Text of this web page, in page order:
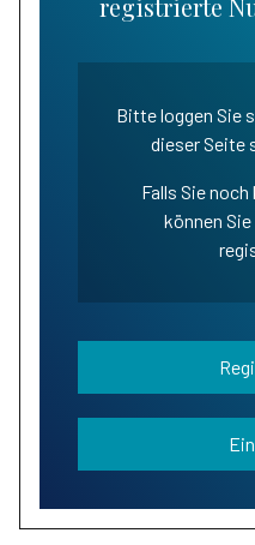
registrierte
Bitte loggen Sie
dieser Seite
Falls Sie
können